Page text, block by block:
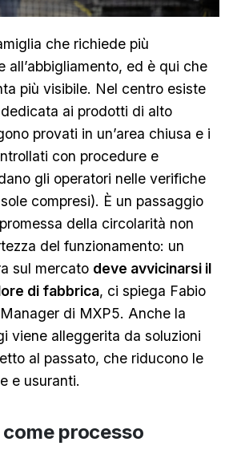
che richiede più
all’abbigliamento, ed è qui che
più visibile. Nel centro esiste
ai prodotti di alto
provati in un’area chiusa e i
con procedure e
gli operatori nelle verifiche
compresi). È un passaggio
della circolarità non
del funzionamento: un
sul mercato deve avvicinarsi il
di fabbrica, ci spiega Fabio
di MXP5. Anche la
viene alleggerita da soluzioni
al passato, che riducono le
e usuranti.
processo